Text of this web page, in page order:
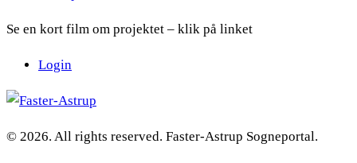
Se en kort film om projektet – klik på linket
Login
© 2026. All rights reserved. Faster-Astrup Sogneportal.